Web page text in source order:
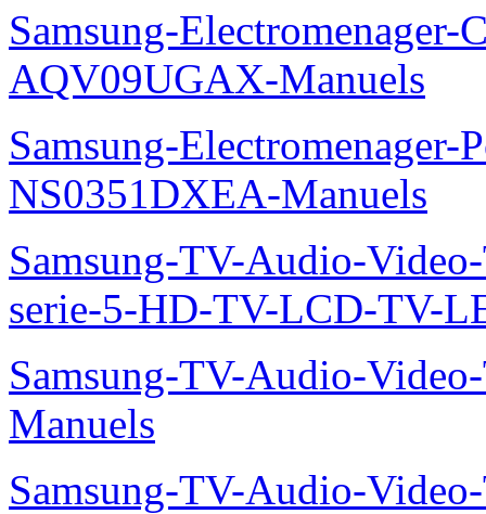
Samsung-Electromenager-
AQV09UGAX-Manuels
Samsung-
NS0351DXEA-Manuels
Samsung-TV-Audio-
serie-5-HD-TV-LCD-TV-
Samsung-TV-Audio-
Manuels
Samsung-TV-Audio-